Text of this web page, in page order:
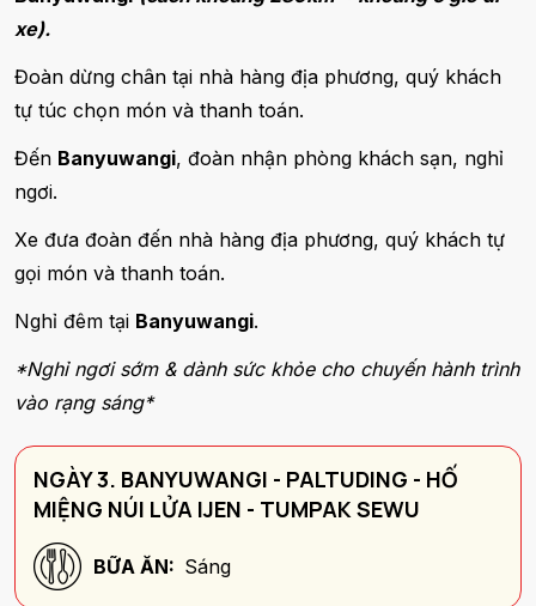
xe).
Đoàn dừng chân tại nhà hàng địa phương, quý khách
tự túc chọn món và thanh toán.
Đến Banyuwangi, đoàn nhận phòng khách sạn, nghỉ
ngơi.
Xe đưa đoàn đến nhà hàng địa phương, quý khách tự
gọi món và thanh toán.
Nghỉ đêm tại Banyuwangi.
*Nghỉ ngơi sớm & dành sức khỏe cho chuyến hành trình
vào rạng sáng*
NGÀY 3. BANYUWANGI - PALTUDING - HỐ
MIỆNG NÚI LỬA IJEN - TUMPAK SEWU
BỮA ĂN: Sáng